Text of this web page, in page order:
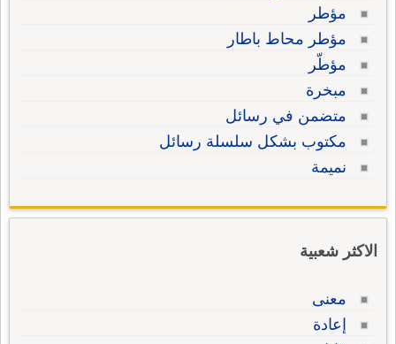
مؤطر
مؤطر محاط باطار
مؤطّر
مبخرة
متضمن في رسائل
مكتوب بشكل سلسلة رسائل
نميمة
الاكثر شعبية
معنى
إعادة